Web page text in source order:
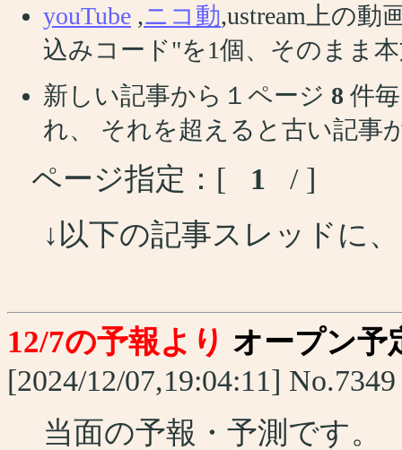
youTube ,ニコ動,ustream上の
込みコード"を1個、そのまま
新しい記事から１ページ 8 件
れ、 それを超えると古い記事
ページ指定：[ 1
/ ]
↓以下の記事スレッドに
12/7の予報より オープン予
[2024/12/07,19:04:11] No.7349
当面の予報・予測です。